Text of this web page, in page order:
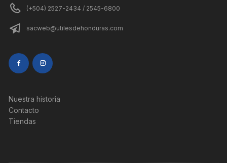
(+504) 2527-2434 / 2545-6800
sacweb@utilesdehonduras.com
Nuestra historia
Contacto
Tiendas